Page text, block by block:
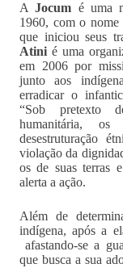
AJocum é uma
1960, com o nome
que iniciou seus
Atini é uma
em 2006 por
junto aos
erradicar o
“Sob pretexto
humanitária, os
desestruturação
violação da
os de suas terras
alerta a ação.
Além de
indígena, após a
afastando-se a
que busca a sua